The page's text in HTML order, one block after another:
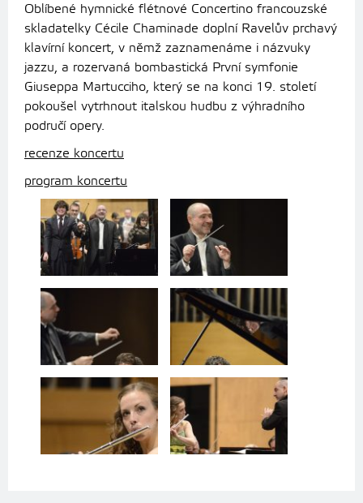
Oblíbené hymnické flétnové Concertino francouzské
skladatelky Cécile Chaminade doplní Ravelův prchavý
klavírní koncert, v němž zaznamenáme i názvuky
jazzu, a rozervaná bombastická První symfonie
Giuseppa Martucciho, který se na konci 19. století
pokoušel vytrhnout italskou hudbu z výhradního
područí opery.
recenze koncertu
program koncertu